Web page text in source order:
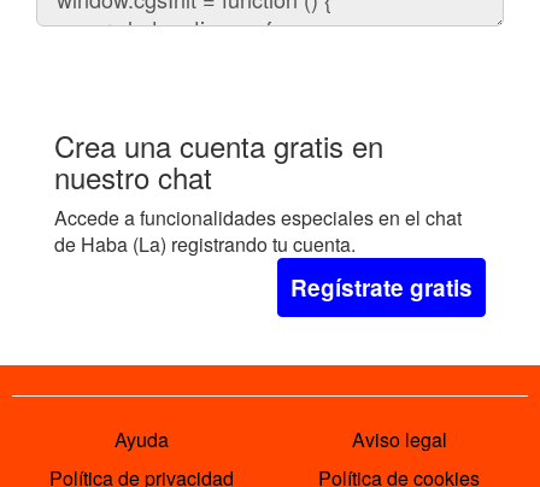
chat
Crea una cuenta gratis en
nuestro chat
Accede a funcionalidades especiales en el chat
de Haba (La) registrando tu cuenta.
Regístrate gratis
Ayuda
Aviso legal
Política de privacidad
Política de cookies